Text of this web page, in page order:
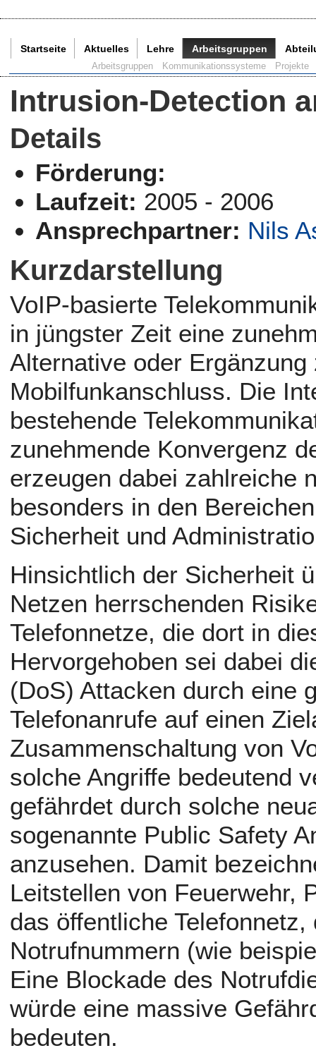
Startseite Aktuelles Lehre Arbeitsgruppen
Arbeitsgruppen Kommunikationssysteme Projekte
Intrusion-Detection
Details
Förderung:
Laufzeit: 2005 - 2006
Ansprechpartner: Nils
Kurzdarstellung
VoIP-basierte
in jüngster Zeit eine
Alternative oder
Mobilfunkanschluss. Die
bestehende
zunehmende Konvergenz
erzeugen dabei zahlreiche
besonders in den
Sicherheit und
Hinsichtlich der Sicherheit
Netzen herrschenden
Telefonnetze, die dort in
Hervorgehoben sei dabei
(DoS) Attacken durch eine
Telefonanrufe auf einen
Zusammenschaltung von
solche Angriffe bedeutend
gefährdet durch solche
sogenannte Public Safety
anzusehen. Damit
Leitstellen von Feuerwehr,
das öffentliche
Notrufnummern (wie
Eine Blockade des
würde eine massive
bedeuten.